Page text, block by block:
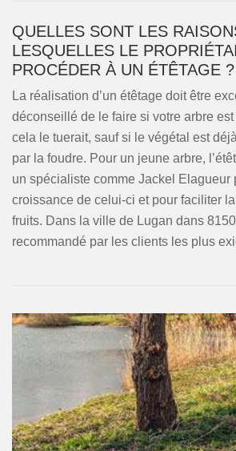
QUELLES SONT LES
LESQUELLES LE
PROCÉDER À UN ÉTÊTAGE ?
La réalisation d’un étêtage doit être
déconseillé de le faire si votre arbre
cela le tuerait, sauf si le végétal est
par la foudre. Pour un jeune arbre,
un spécialiste comme Jackel Elagueur
croissance de celui-ci et pour faciliter
fruits. Dans la ville de Lugan dans
recommandé par les clients les plus